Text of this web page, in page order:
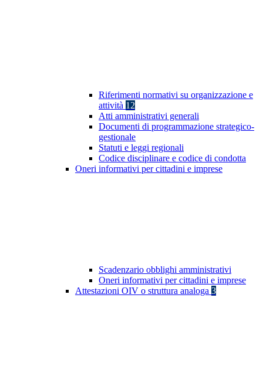
Riferimenti normativi su organizzazione e
attività 12
Atti amministrativi generali
Documenti di programmazione strategico-
gestionale
Statuti e leggi regionali
Codice disciplinare e codice di condotta
Oneri informativi per cittadini e imprese
Scadenzario obblighi amministrativi
Oneri informativi per cittadini e imprese
Attestazioni OIV o struttura analoga 3